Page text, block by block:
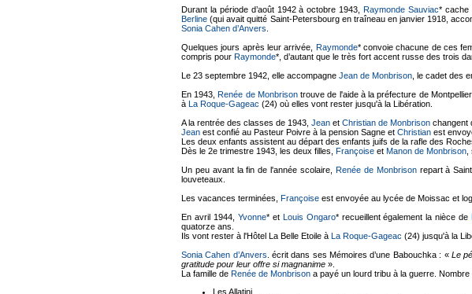
Durant la période d’août 1942 à octobre 1943,Raymonde Sauviac* cache
Berline (qui avait quitté Saint-Petersbourg en traîneau en janvier 1918,
Sonia Cahen d’Anvers
Quelques jours après leur arrivée, Raymonde* convoie chacune de ces
compris pour Raymonde*, d’autant que le très fort accent russe des trois
Le 23 septembre 1942, elle accompagne Jean de Monbrison , le cadet des
En 1943,Renée de Monbrisontrouve de l'aide à la préfecture de
à La Roque-Gageac (24) où elles vont rester jusqu'à la Libération.
A la rentrée des classes de 1943, Jean et Christian de Monbrison changent
Jean est confié au Pasteur Poivre à la pension Sagne et Christian est
Les deux enfants assistent au départ des enfants juifs de la rafle des
Dès le 2e trimestre 1943, les deux filles, Françoise et Manon de Monbrison
Un peu avant la fin de l'année scolaire, Renée de Monbrisonrepart à
louveteaux.
Les vacances terminées, Françoise est envoyée au lycée de Moissac et
En avril 1944, Yvonne* et Louis Ongaro* recueillent également la nièce de
quatorze ans.
Ils vont rester à l'Hôtel La Belle Etoile à La Roque-Gageac (24) jusqu'à la
Sonia Cahen d’Anvers . écrit dans ses Mémoires d’une Babouchka : « Le
gratitude pour leur offre si magnanime ».
La famille de Renée de Monbrison a payé un lourd tribu à la guerre.
Les Allatini